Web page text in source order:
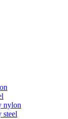
nylon
steel